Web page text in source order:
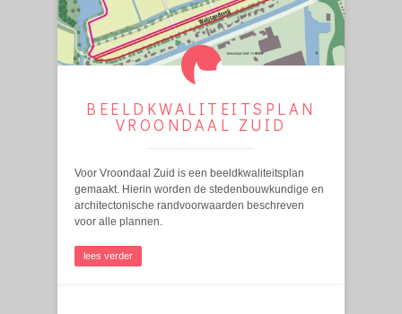
BEELDKWALITEITSPLAN
VROONDAAL ZUID
Voor Vroondaal Zuid is een beeldkwaliteitsplan
gemaakt. Hierin worden de stedenbouwkundige en
architectonische randvoorwaarden beschreven
voor alle plannen.
lees verder